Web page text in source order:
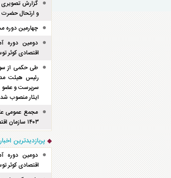
گزارش تصویری
و ارتحال حضرت
چهارمین دوره
دومین دوره
اقتصادی کوثر
طی حکمی از
رئیس هیئت
سرپرست و عضو
ایثار منصوب شد
مجمع عمومی
۱۴۰۳ سازمان اقتصادی کوثر با اخذ نظر مقبول برگزار شد.
پربازدیدترین
دومین دوره
اقتصادی کوثر